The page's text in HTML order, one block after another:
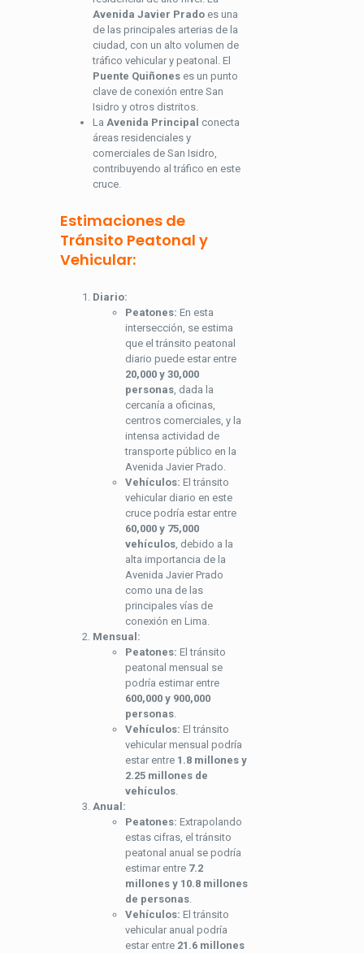
Avenida Javier Prado es una
de las principales arterias de la
ciudad, con un alto volumen de
tráfico vehicular y peatonal. El
Puente Quiñones es un punto
clave de conexión entre San
Isidro y otros distritos.
La Avenida Principal conecta
áreas residenciales y
comerciales de San Isidro,
contribuyendo al tráfico en este
cruce.
Estimaciones de
Tránsito Peatonal y
Vehicular:
Diario:
Peatones: En esta
intersección, se estima
que el tránsito peatonal
diario puede estar entre
20,000 y 30,000
personas , dada la
cercanía a oficinas,
centros comerciales, y la
intensa actividad de
transporte público en la
Avenida Javier Prado.
Vehículos: El tránsito
vehicular diario en este
cruce podría estar entre
60,000 y 75,000
vehículos , debido a la
alta importancia de la
Avenida Javier Prado
como una de las
principales vías de
conexión en Lima.
Mensual:
Peatones: El tránsito
peatonal mensual se
podría estimar entre
600,000 y 900,000
personas
Vehículos: El tránsito
vehicular mensual podría
estar entre 1.8 millones y
2.25 millones de
vehículos
Anual:
Peatones: Extrapolando
estas cifras, el tránsito
peatonal anual se podría
estimar entre 7.2
millones y 10.8 millones
de personas
Vehículos: El tránsito
vehicular anual podría
estar entre 21.6 millones